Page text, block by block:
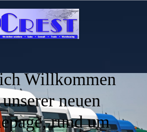
Willkommen
neuen
rund um